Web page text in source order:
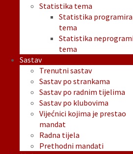
Statistika tema
Statistika
tema
Statistika
tema
Sastav
Trenutni sastav
Sastav po strankama
Sastav po radnim tijelima
Sastav po klubovima
Vijećnici kojima je prestao
mandat
Radna tijela
Prethodni mandati